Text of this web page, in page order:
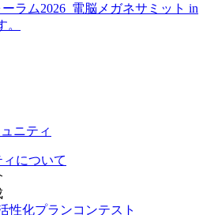
ラム2026_電脳メガネサミット in
。
について
性化プランコンテスト